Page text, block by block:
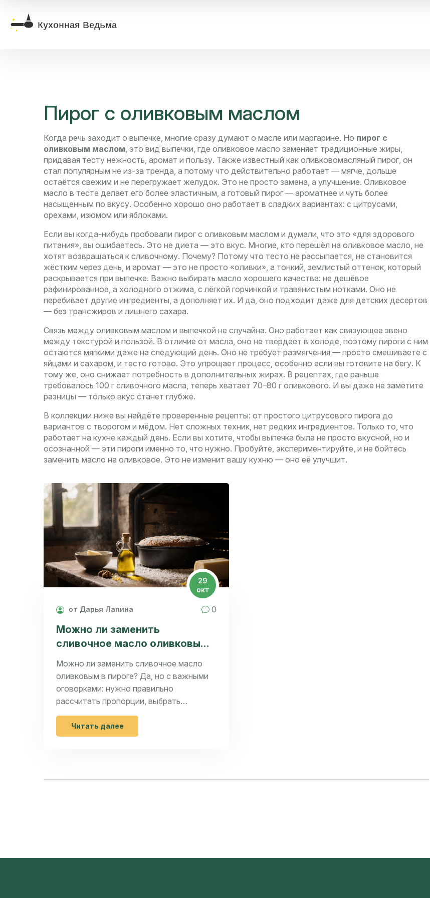
Пирог с оливковым маслом
Когда речь заходит о выпечке, многие сразу думают о масле или маргарине. Но пирог с
оливковым маслом, это вид выпечки, где оливковое масло заменяет традиционные жиры,
придавая тесту нежность, аромат и пользу. Также известный как оливковомасляный пирог, он
стал популярным не из-за тренда, а потому что действительно работает — мягче, дольше
остаётся свежим и не перегружает желудок. Это не просто замена, а улучшение. Оливковое
масло в тесте делает его более эластичным, а готовый пирог — ароматнее и чуть более
насыщенным по вкусу. Особенно хорошо оно работает в сладких вариантах: с цитрусами,
орехами, изюмом или яблоками.
Если вы когда-нибудь пробовали пирог с оливковым маслом и думали, что это «для здорового
питания», вы ошибаетесь. Это не диета — это вкус. Многие, кто перешёл на оливковое масло, не
хотят возвращаться к сливочному. Почему? Потому что тесто не рассыпается, не становится
жёстким через день, и аромат — это не просто «оливки», а тонкий, землистый оттенок, который
раскрывается при выпечке. Важно выбирать масло хорошего качества: не дешёвое
рафинированное, а холодного отжима, с лёгкой горчинкой и травянистым нотками. Оно не
перебивает другие ингредиенты, а дополняет их. И да, оно подходит даже для детских десертов
— без трансжиров и лишнего сахара.
Связь между оливковым маслом и выпечкой не случайна. Оно работает как связующее звено
между текстурой и пользой. В отличие от масла, оно не твердеет в холоде, поэтому пироги с ним
остаются мягкими даже на следующий день. Оно не требует размягчения — просто смешиваете с
яйцами и сахаром, и тесто готово. Это упрощает процесс, особенно если вы готовите на бегу. К
тому же, оно снижает потребность в дополнительных жирах. В рецептах, где раньше
требовалось 100 г сливочного масла, теперь хватает 70–80 г оливкового. И вы даже не заметите
разницы — только вкус станет глубже.
В коллекции ниже вы найдёте проверенные рецепты: от простого цитрусового пирога до
вариантов с творогом и мёдом. Нет сложных техник, нет редких ингредиентов. Только то, что
работает на кухне каждый день. Если вы хотите, чтобы выпечка была не просто вкусной, но и
осознанной — эти пироги именно то, что нужно. Пробуйте, экспериментируйте, и не бойтесь
заменить масло на оливковое. Это не изменит вашу кухню — оно её улучшит.
29
окт
от Дарья Лапина 0
Можно ли заменить
сливочное масло оливковым
в пироге - что изменится во
вкусе и текстуре?
Можно ли заменить сливочное масло
оливковым в пироге? Да, но с важными
оговорками: нужно правильно
рассчитать пропорции, выбрать
подходящий сорт масла и учесть
изменения во вкусе и текстуре.
Практические советы и проверенные
Читать далее